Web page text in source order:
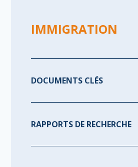
IMMIGRATION
DOCUMENTS CLÉS
RAPPORTS DE RECHERCHE